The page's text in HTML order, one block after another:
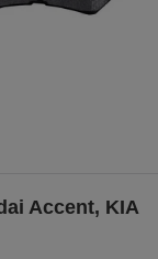
Accent, KIA